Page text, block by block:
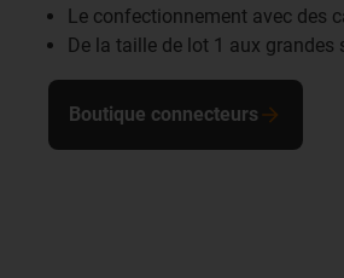
Le confectionnement avec des
De la taille de lot 1 aux grandes
Boutique connecteurs